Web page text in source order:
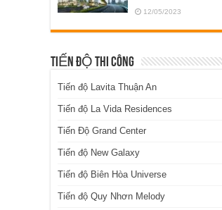
12/05/2023
TIẾN ĐỘ THI CÔNG
Tiến độ Lavita Thuận An
Tiến độ La Vida Residences
Tiến Độ Grand Center
Tiến độ New Galaxy
Tiến độ Biên Hòa Universe
Tiến độ Quy Nhơn Melody